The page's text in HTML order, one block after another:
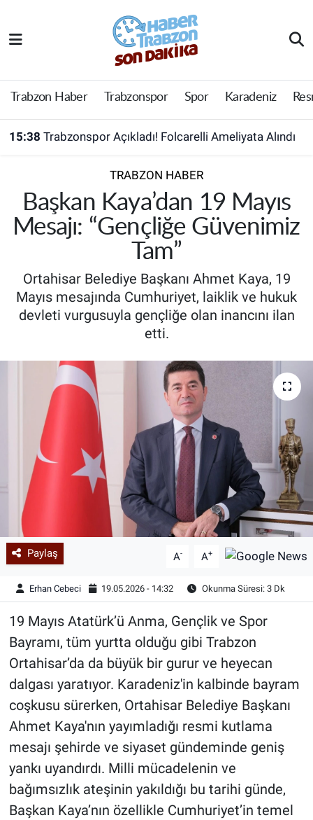
Trabzon Haber Trabzonspor Spor Karadeniz
15:38 Trabzonspor Açıkladı! Folcarelli Ameliyata Alındı
TRABZON HABER
Başkan Kaya’dan 19 Mayıs
Mesajı: “Gençliğe Güvenimiz
Tam”
Ortahisar Belediye Başkanı Ahmet Kaya, 19
Mayıs mesajında Cumhuriyet, laiklik ve hukuk
devleti vurgusuyla gençliğe olan inancını ilan
etti.
Paylaş A- A+
Erhan Cebeci 19.05.2026 - 14:32 Okunma Süresi: 3 Dk
19 Mayıs Atatürk’ü Anma, Gençlik ve Spor
Bayramı, tüm yurtta olduğu gibi Trabzon
Ortahisar’da da büyük bir gurur ve heyecan
dalgası yaratıyor. Karadeniz'in kalbinde bayram
coşkusu sürerken, Ortahisar Belediye Başkanı
Ahmet Kaya'nın yayımladığı resmi kutlama
mesajı şehirde ve siyaset gündeminde geniş
yankı uyandırdı. Milli mücadelenin ve
bağımsızlık ateşinin yakıldığı bu tarihi günde,
Başkan Kaya’nın özellikle Cumhuriyet’in temel
Trabzon Haber
Trabzonspor
Resmi Reklam
Yazarlar
Trabzon Nöbetçi Eczaneler
Trabzon Hava Durumu
Süper Lig Puan Durumu ve Fikstür
Tüm Manşetler
Haber Arşivi